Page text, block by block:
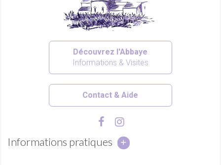
Découvrez l'Abbaye
Informations & Visites
Contact & Aide
Informations pratiques